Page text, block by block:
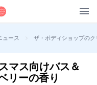
ュース > ザ・ボディショップの
マス向けバス＆
リーの香り